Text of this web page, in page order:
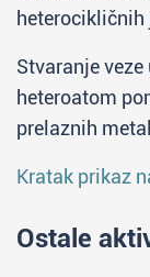
heterocikličnih
Stvaranje
heteroatom
prelaznih
Kratak prikaz
Ostale